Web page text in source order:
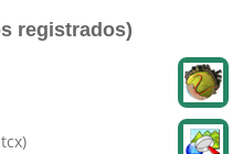
registrados)